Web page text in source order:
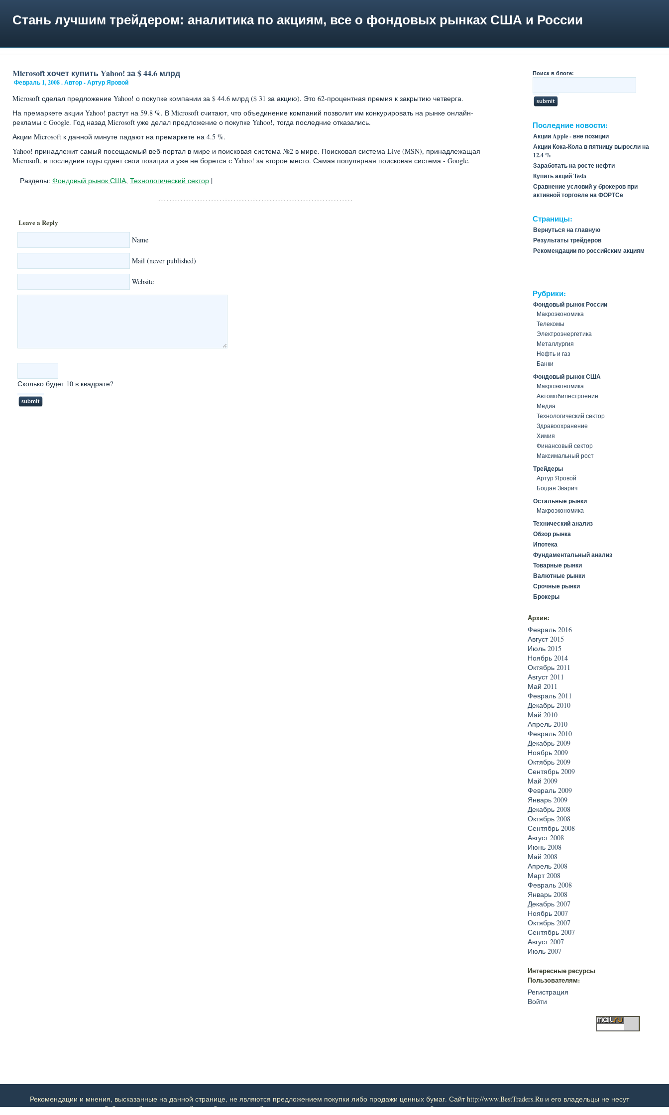
Стань лучшим трейдером: аналитика по акциям, все о фондовых рынках США и России
Microsoft хочет купить Yahoo! за $ 44.6 млрд
Февраль 1, 2008 . Автор - Артур Яровой
Microsoft сделал предложение Yahoo! о покупке компании за $ 44.6 млрд ($ 31 за акцию). Это 62-процентная премия к закрытию четверга.
На премаркете акции Yahoo! растут на 59.8 %. В Microsoft считают, что объединение компаний позволит им конкурировать на рынке онлайн-
рекламы с Google. Год назад Microsoft уже делал предложение о покупке Yahoo!, тогда последние отказались.
Акции Microsoft к данной минуте падают на премаркете на 4.5 %.
Yahoo! принадлежит самый посещаемый веб-портал в мире и поисковая система №2 в мире. Поисковая система Live (MSN), принадлежащая
Microsoft, в последние годы сдает свои позиции и уже не борется с Yahoo! за второе место. Самая популярная поисковая система - Google.
Разделы: Фондовый рынок США, Технологический сектор |
Leave a Reply
Name
Mail (never published)
Website
Сколько будет 10 в квадрате?
Поиск в блоге:
Последние новости:
Акции Apple - вне позиции
Акции Кока-Кола в пятницу выросли на
12.4 %
Заработать на росте нефти
Купить акций Tesla
Сравнение условий у брокеров при
активной торговле на ФОРТСе
Страницы:
Вернуться на главную
Результаты трейдеров
Рекомендации по российским акциям
Рубрики:
Фондовый рынок России
Макроэкономика
Телекомы
Электроэнергетика
Металлургия
Нефть и газ
Банки
Фондовый рынок США
Макроэкономика
Автомобилестроение
Медиа
Технологический сектор
Здравоохранение
Химия
Финансовый сектор
Максимальный рост
Трейдеры
Артур Яровой
Богдан Зварич
Остальные рынки
Макроэкономика
Технический анализ
Обзор рынка
Ипотека
Фундаментальный анализ
Товарные рынки
Валютные рынки
Срочные рынки
Брокеры
Архив:
Февраль 2016
Август 2015
Июль 2015
Ноябрь 2014
Октябрь 2011
Август 2011
Май 2011
Февраль 2011
Декабрь 2010
Май 2010
Апрель 2010
Февраль 2010
Декабрь 2009
Ноябрь 2009
Октябрь 2009
Сентябрь 2009
Май 2009
Февраль 2009
Январь 2009
Декабрь 2008
Октябрь 2008
Сентябрь 2008
Август 2008
Июнь 2008
Май 2008
Апрель 2008
Март 2008
Февраль 2008
Январь 2008
Декабрь 2007
Ноябрь 2007
Октябрь 2007
Сентябрь 2007
Август 2007
Июль 2007
Интересные ресурсы
Пользователям:
Регистрация
Войти
Рекомендации и мнения, высказанные на данной странице, не являются предложением покупки либо продажи ценных бумаг. Сайт http://www.BestTraders.Ru и его владельцы не несут
ответственности за любой прямой или косвенный ущерб, наступивший в результате использования данных рекомендаций.